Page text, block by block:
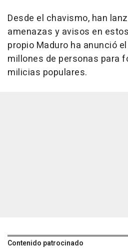
Desde el chavismo, han
amenazas y avisos en
propio Maduro ha anunció
millones de personas para
milicias populares.
Contenido patrocinado